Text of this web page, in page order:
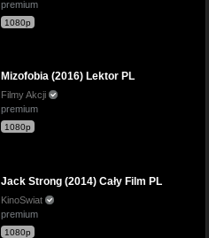
premium
1080p
Mizofobia (2016) Lektor PL
Filmy Akcji
premium
1080p
Jack Strong (2014) Cały Film PL
KinoSwiat
premium
1080p